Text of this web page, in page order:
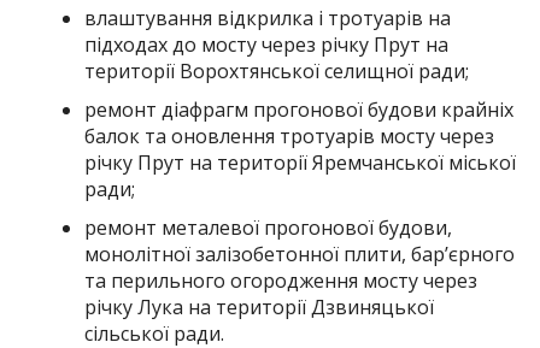
влаштування відкрилка і тротуарів на
підходах до мосту через річку Прут на
території Ворохтянської селищної ради;
ремонт діафрагм прогонової будови крайніх
балок та оновлення тротуарів мосту через
річку Прут на території Яремчанської міської
ради;
ремонт металевої прогонової будови,
монолітної залізобетонної плити, бар’єрного
та перильного огородження мосту через
річку Лука на території Дзвиняцької
сільської ради.